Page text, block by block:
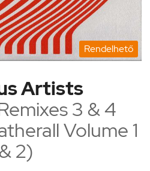
Rendelhető
Artists
3 & 4
Volume 1
& 2)